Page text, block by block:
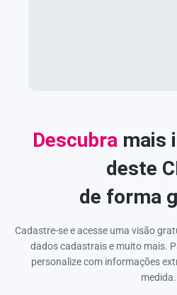
Descubra mais
deste
de forma
Cadastre-se e acesse uma visão
dados cadastrais e muito mais.
personalize com informações
medida.